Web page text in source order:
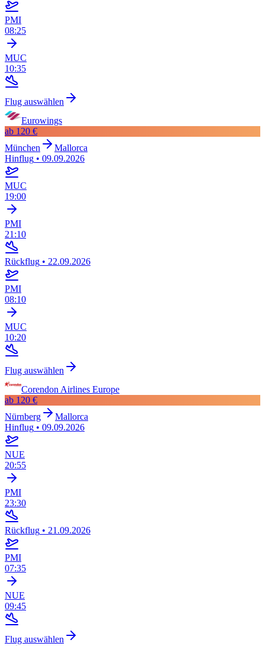
PMI
08:25
MUC
10:35
Flug auswählen
Eurowings
ab 120 €
München
Mallorca
Hinflug • 09.09.2026
MUC
19:00
PMI
21:10
Rückflug • 22.09.2026
PMI
08:10
MUC
10:20
Flug auswählen
Corendon Airlines Europe
ab 120 €
Nürnberg
Mallorca
Hinflug • 09.09.2026
NUE
20:55
PMI
23:30
Rückflug • 21.09.2026
PMI
07:35
NUE
09:45
Flug auswählen